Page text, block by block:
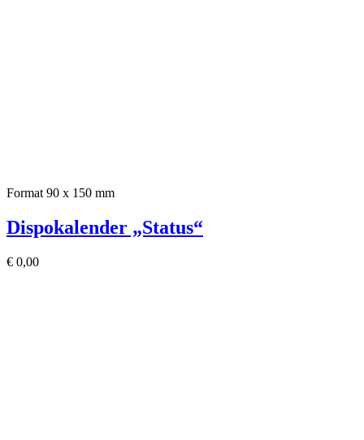
Format 90 x 150 mm
Dispokalender „Status“
€ 0,00